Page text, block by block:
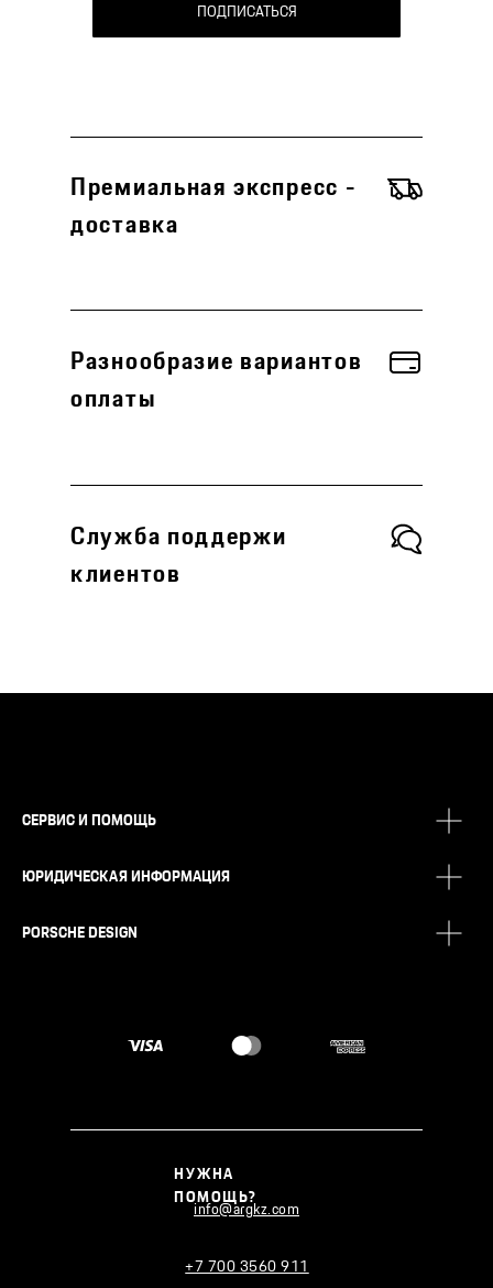
ПОДПИСАТЬСЯ
Премиальная экспресс -
доставка
Разнообразие вариантов
оплаты
Служба поддержи
клиентов
СЕРВИС И ПОМОЩЬ
ЮРИДИЧЕСКАЯ ИНФОРМАЦИЯ
PORSCHE DESIGN
НУЖНА
ПОМОЩЬ?
info@argkz.com
+7 700 3560 911